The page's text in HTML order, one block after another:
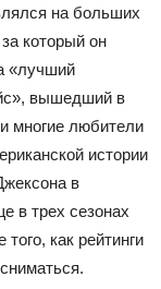
на больших
который он
«лучший
вышедший в
многие любители
истории
в
в трех сезонах
как рейтинги